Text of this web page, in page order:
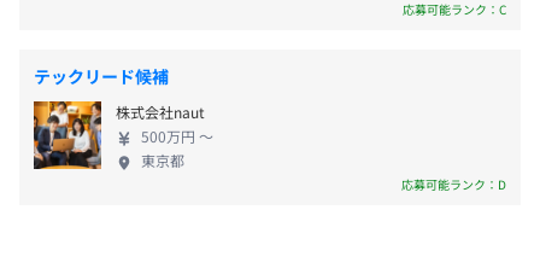
なし
応募可能ランク：C
テックリード候補
株式会社naut
500万円 〜
東京都
応募可能ランク：D